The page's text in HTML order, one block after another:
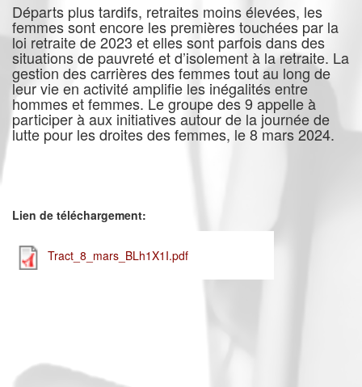
Départs plus tardifs, retraites moins élevées, les
femmes sont encore les premières touchées par la
loi retraite de 2023 et elles sont parfois dans des
situations de pauvreté et d’isolement à la retraite. La
gestion des carrières des femmes tout au long de
leur vie en activité amplifie les inégalités entre
hommes et femmes. Le groupe des 9 appelle à
participer à aux initiatives autour de la journée de
lutte pour les droites des femmes, le 8 mars 2024.
Lien de téléchargement:
Tract_8_mars_BLh1X1I.pdf